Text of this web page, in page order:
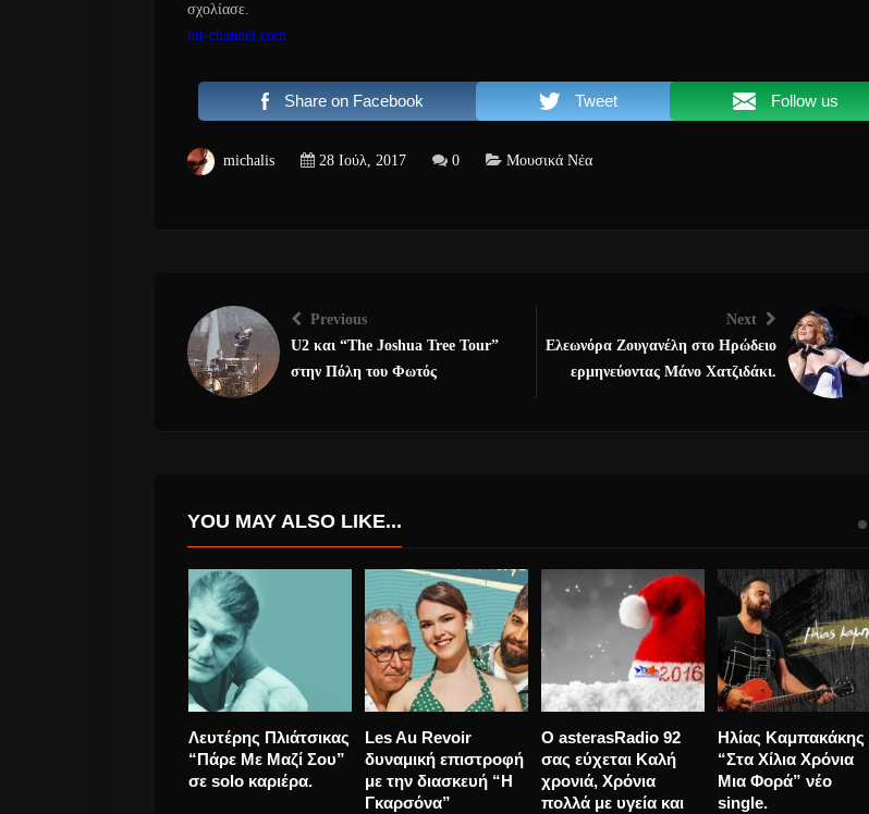
σχολίασε.
hit-channel.com
Share on Facebook Tweet Follow us
michalis 28 Ιούλ, 2017 0 Μουσικά Νέα
Previous
U2 και “The Joshua Tree Tour”
στην Πόλη του Φωτός
Next
Ελεωνόρα Ζουγανέλη στο Ηρώδειο
ερμηνεύoντας Μάνο Χατζιδάκι.
YOU MAY ALSO LIKE...
Δυνατά… το
Καλοκαιράκι:
Αρβανιτάκη και
John Lydon πρώην
τραγουδιστής των
Sex Pistols θέλει να
εκπροσωπήσει την
Λευτέρης Πλιάτσικας
“Πάρε Με Μαζί Σου”
σε solo καριέρα.
Les Au Revoir
δυναμική επιστροφή
με την διασκευή “Η
Γκαρσόνα”